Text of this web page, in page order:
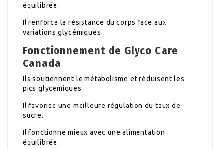
équilibrée.
Il renforce la résistance du corps face aux
variations glycémiques.
Fonctionnement de Glyco Care
Canada
Ils soutiennent le métabolisme et réduisent les
pics glycémiques.
Il favorise une meilleure régulation du taux de
sucre.
Il fonctionne mieux avec une alimentation
équilibrée.